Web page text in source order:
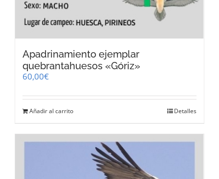
Apadrinamiento ejemplar
quebrantahuesos «Góriz»
60,00€
Añadir al carrito Detalles